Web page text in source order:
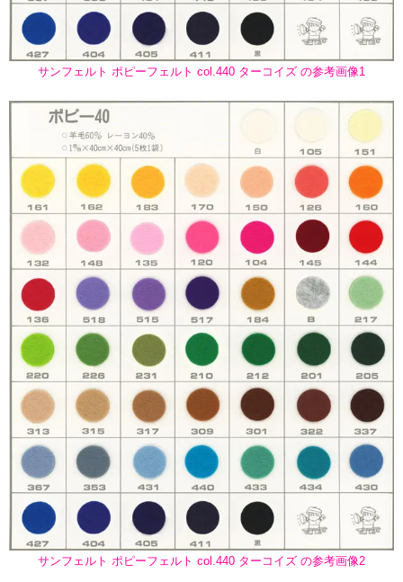
サンフェルト ポピーフェルト col.440 ターコイズ の参考画像1
サンフェルト ポピーフェルト col.440 ターコイズ の参考画像2